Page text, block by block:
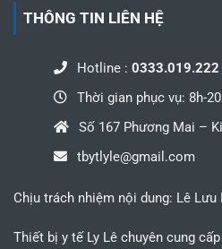
THÔNG TIN LIÊN HỆ
Hotline : 0333.019.222
Thời gian phục vụ: 8h-
Số 167 Phương Mai –
tbytlyle@gmail.com
Chịu trách nhiệm nội dung: Lê Lưu
Thiết bị y tế Ly Lê chuyên cung